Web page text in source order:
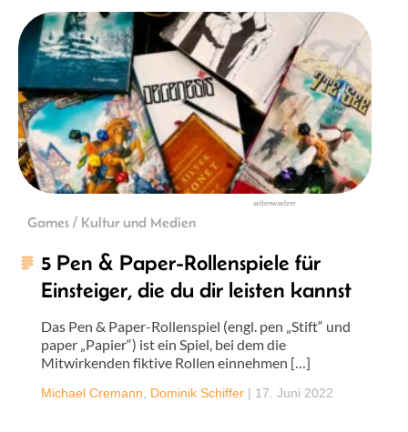
seitenwaelzer
Games / Kultur und Medien
5 Pen & Paper-Rollenspiele für
Einsteiger, die du dir leisten kannst
Das Pen & Paper-Rollenspiel (engl. pen „Stift“ und
paper „Papier“) ist ein Spiel, bei dem die
Mitwirkenden fiktive Rollen einnehmen […]
Michael Cremann Dominik Schiffer | 17. Juni 2022